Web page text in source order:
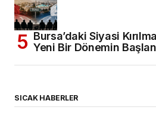
Bursa’daki Siyasi
Yeni Bir Dönemin
SICAK HABERLER